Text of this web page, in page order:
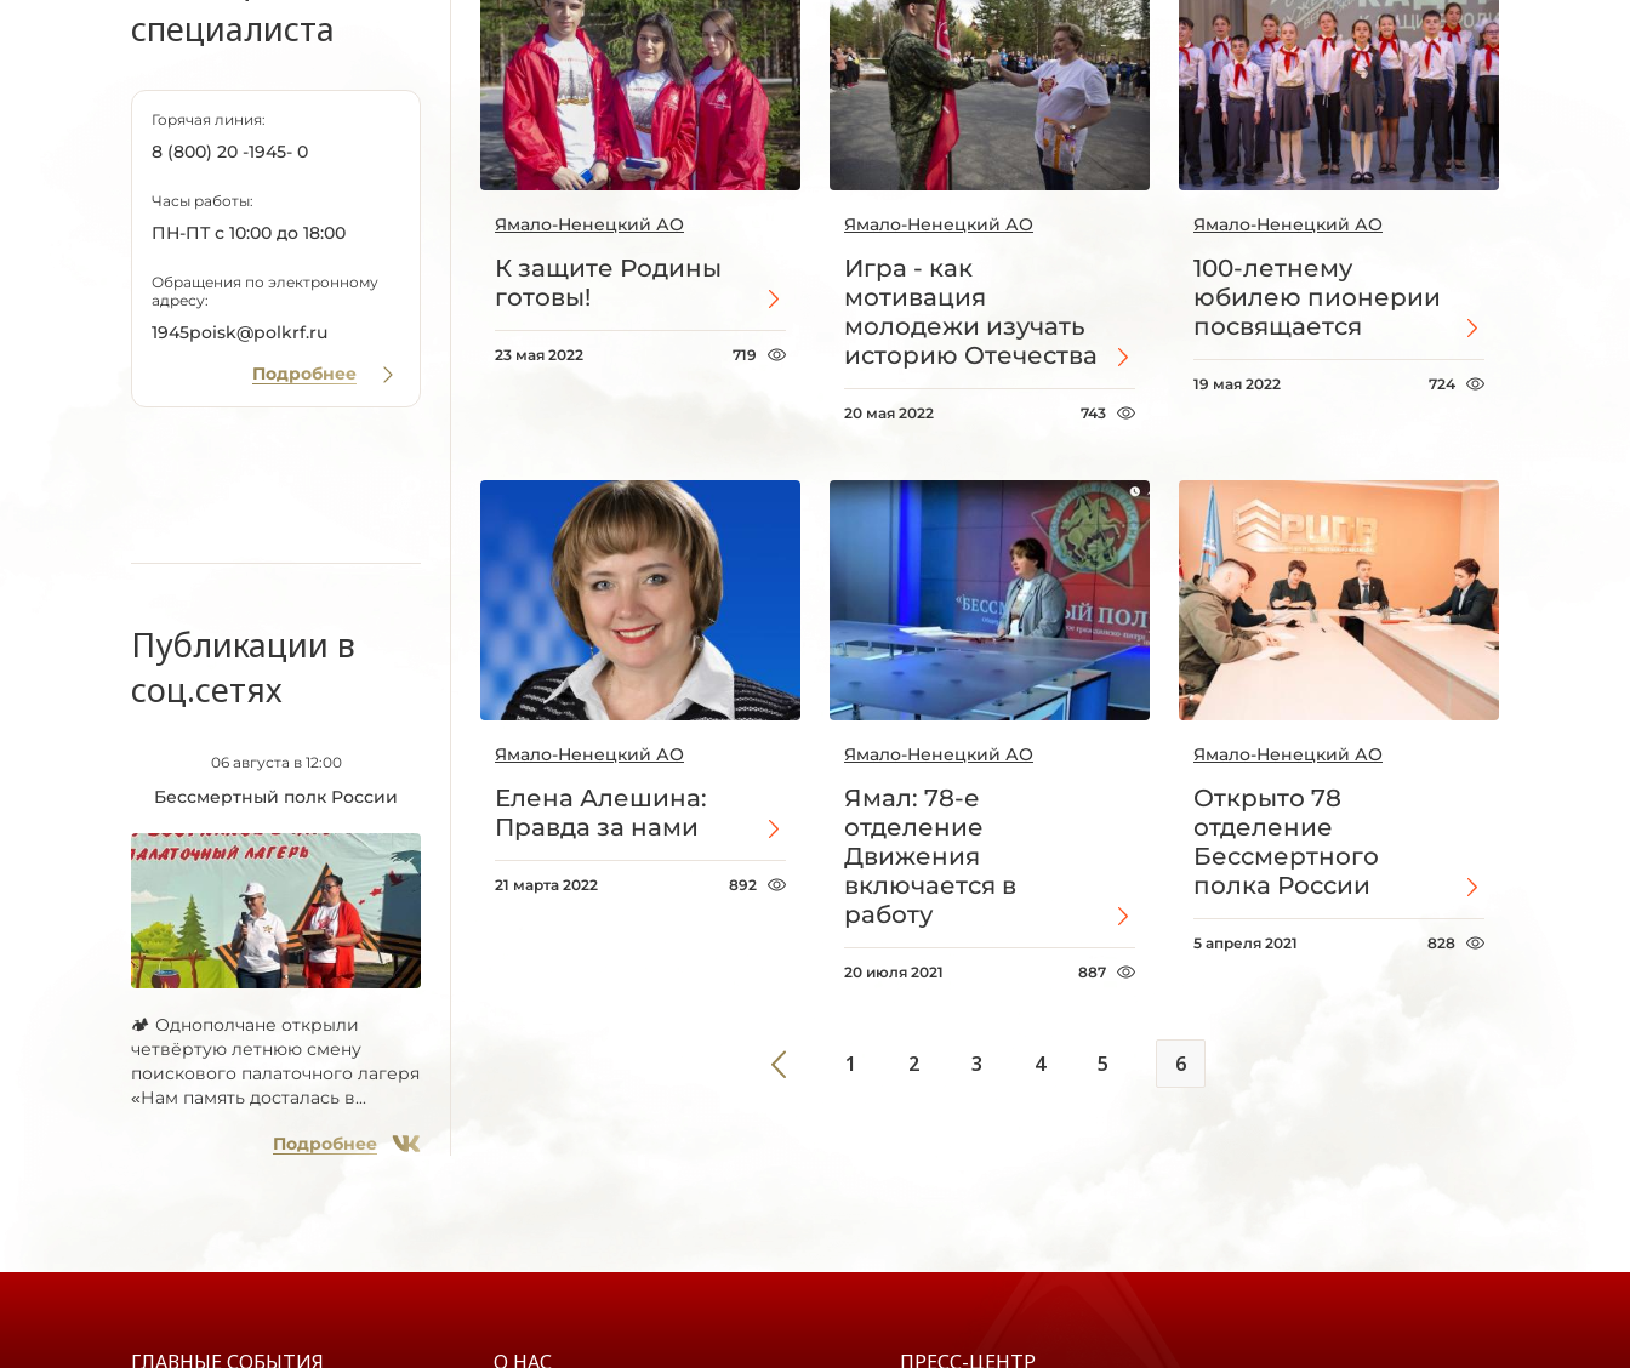
специалиста
Горячая линия:
8 (800) 20 -1945- 0
Часы работы:
ПН-ПТ с 10:00 до 18:00
Обращения по электронному
адресу:
1945poisk@polkrf.ru
Подробнее
Публикации в
соц.сетях
06 августа в 12:00
Бессмертный полк России
🏕 Однополчане открыли
четвёртую летнюю смену
поискового палаточного лагеря
«Нам память досталась в...
Подробнее
Ямало-Ненецкий АО
К защите Родины
готовы!
23 мая 2022 719
Ямало-Ненецкий АО
Игра - как
мотивация
молодежи изучать
историю Отечества
20 мая 2022 743
Ямало-Ненецкий АО
100-летнему
юбилею пионерии
посвящается
19 мая 2022 724
Ямало-Ненецкий АО
Елена Алешина:
Правда за нами
21 марта 2022 892
Ямало-Ненецкий АО
Ямал: 78-е
отделение
Движения
включается в
работу
20 июля 2021 887
Ямало-Ненецкий АО
Открыто 78
отделение
Бессмертного
полка России
5 апреля 2021 828
1 2 3 4 5 6
ГЛАВНЫЕ СОБЫТИЯ О НАС ПРЕСС-ЦЕНТР